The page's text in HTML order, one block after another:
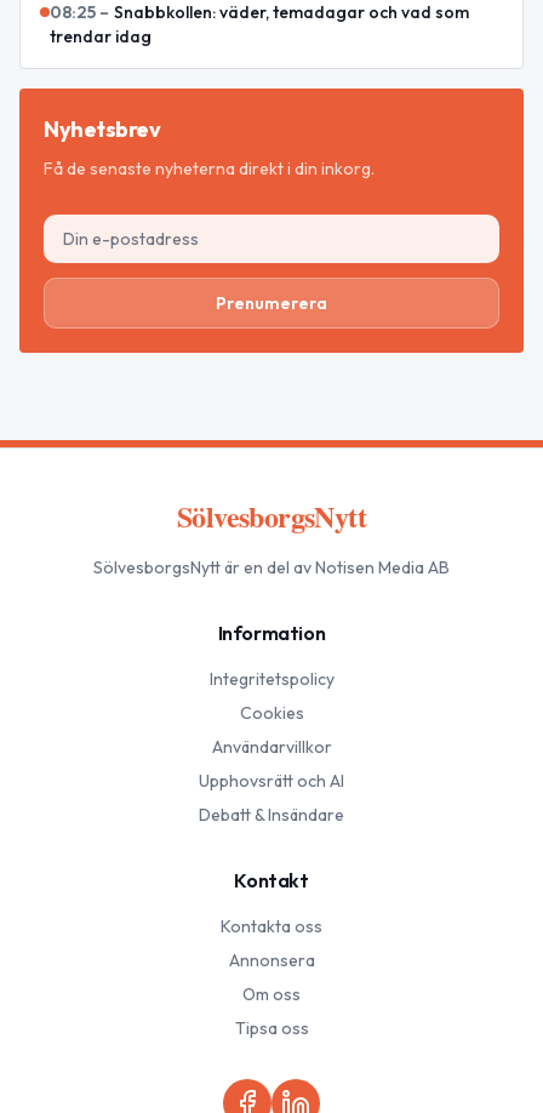
08:25 – Snabbkollen: väder, temadagar och vad som
trendar idag
Nyhetsbrev
Få de senaste nyheterna direkt i din inkorg.
Prenumerera
SölvesborgsNytt
SölvesborgsNyttär en del av Notisen Media AB
Information
Integritetspolicy
Cookies
Användarvillkor
Upphovsrätt och AI
Debatt & Insändare
Kontakt
Kontakta oss
Annonsera
Om oss
Tipsa oss